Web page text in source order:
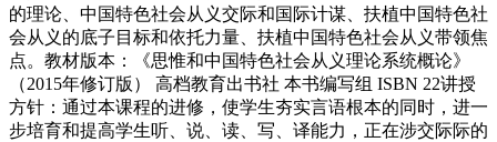
的理论、中国特色社会从义交际和国际计谋、扶植中国特色社
会从义的底子目标和依托力量、扶植中国特色社会从义带领焦
点。教材版本：《思惟和中国特色社会从义理论系统概论》
（2015年修订版） 高档教育出书社 本书编写组 ISBN 22讲授
方针：通过本课程的进修，使学生夯实言语根本的同时，进一
步培育和提高学生听、说、读、写、译能力，正在涉交际际的